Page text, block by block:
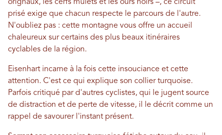
orignaux, les cerfs mulets et les ours noirs –, ce circuit
prisé exige que chacun respecte le parcours de l'autre.
N'oubliez pas : cette montagne vous offre un accueil
chaleureux sur certains des plus beaux itinéraires
cyclables de la région.
Eisenhart incarne à la fois cette insouciance et cette
attention. C'est ce qui explique son collier turquoise.
Parfois critiqué par d'autres cyclistes, qui le jugent source
de distraction et de perte de vitesse, il le décrit comme un
rappel de savourer l'instant présent.